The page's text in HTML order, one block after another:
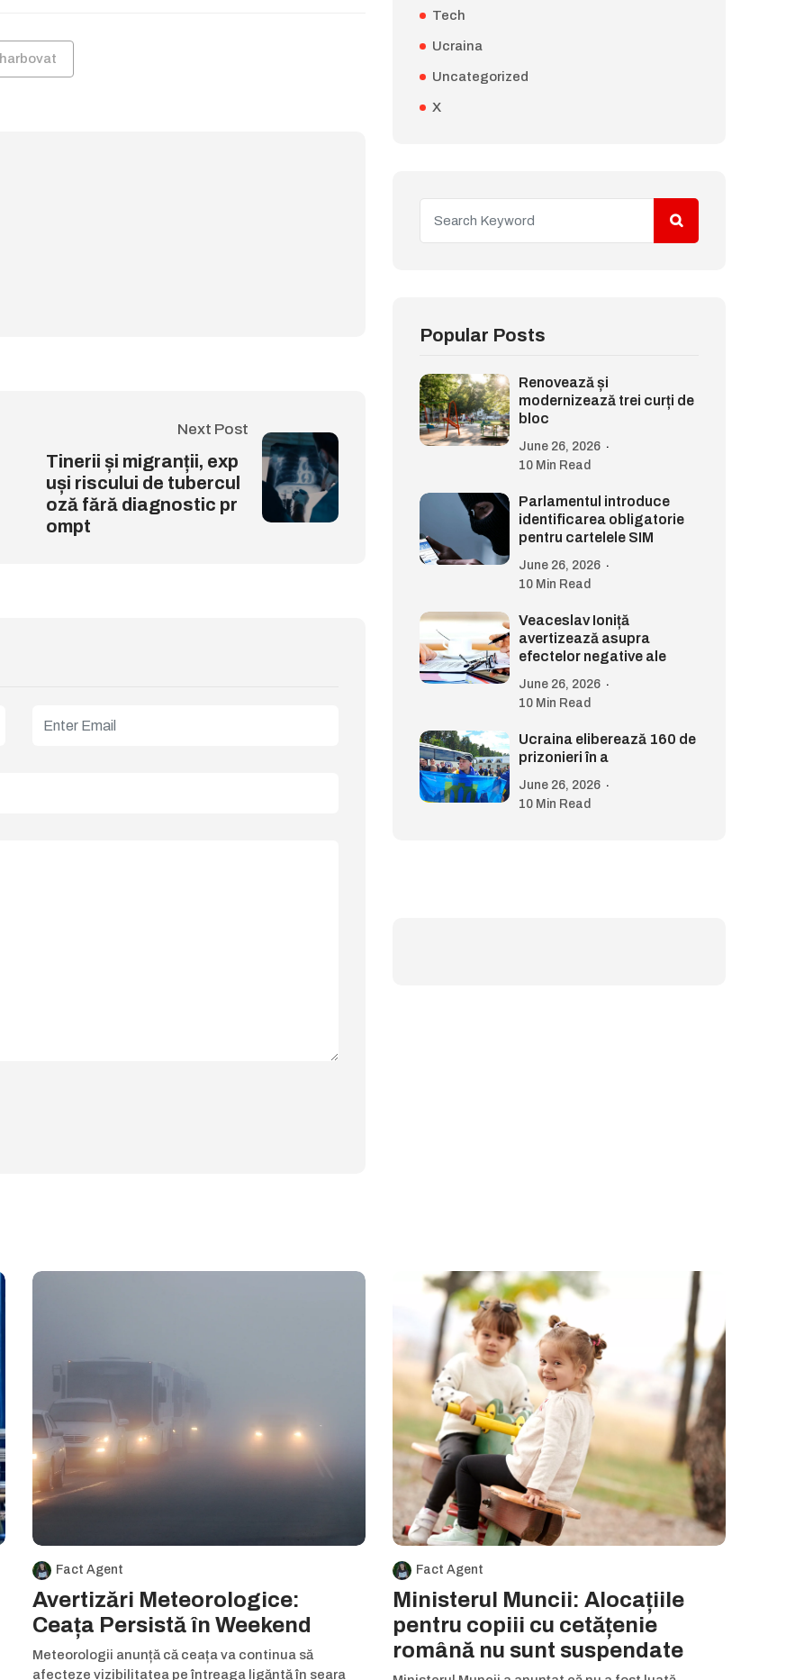
harbovat
Next Post
Tinerii și migranții, exp
uși riscului de tubercul
oză fără diagnostic pr
ompt
Tech
Ucraina
Uncategorized
X
Popular Posts
Renovează și
modernizează trei curți de
bloc
June 26, 2026
10 Min Read
Parlamentul introduce
identificarea obligatorie
pentru cartelele SIM
June 26, 2026
10 Min Read
Veaceslav Ioniță
avertizează asupra
efectelor negative ale
June 26, 2026
10 Min Read
Ucraina eliberează 160 de
prizonieri în a
June 26, 2026
10 Min Read
Fact Agent
Avertizări Meteorologice:
Ceața Persistă în Weekend
Meteorologii anunță că ceața va continua să
afecteze vizibilitatea pe întreaga ligăntă în seara
Fact Agent
Ministerul Muncii: Alocațiile
pentru copiii cu cetățenie
română nu sunt suspendate